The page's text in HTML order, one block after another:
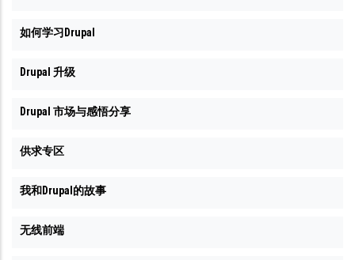
如何学习Drupal
Drupal 升级
Drupal 市场与感悟分享
供求专区
我和Drupal的故事
无线前端